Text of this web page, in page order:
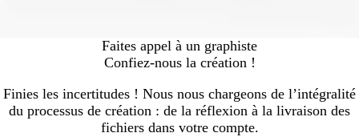
Faites appel à un graphiste
Confiez-nous la création !
Finies les incertitudes ! Nous nous chargeons de l’intégralité
du processus de création : de la réflexion à la livraison des
fichiers dans votre compte.